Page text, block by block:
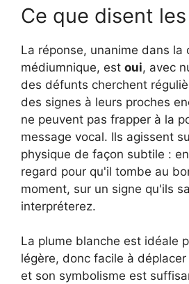
Ce que disent
La réponse, unanime dans la
médiumnique, est oui, avec
des défunts cherchent
des signes à leurs proches
ne peuvent pas frapper à la
message vocal. Ils agissent
physique de façon subtile :
regard pour qu'il tombe au
moment, sur un signe qu'ils
interpréterez.
La plume blanche est idéale
légère, donc facile à
et son symbolisme est